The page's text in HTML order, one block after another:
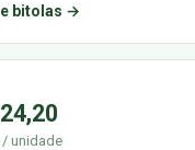
bitolas →
/ unidade